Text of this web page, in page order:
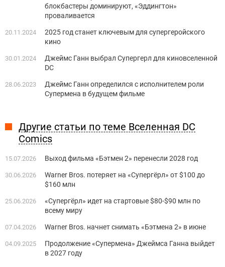
блокбастеры доминируют, «Эддингтон»
проваливается
20.11.2024
2025 год станет ключевым для супергеройского
кино
30.01.2024
Джеймс Ганн выбрал Супергерл для киновселенной
DC
28.06.2023
Джеймс Ганн определился с исполнителем роли
Супермена в будущем фильме
Другие статьи по теме Вселенная DC
Comics
15.07.2026 Выход фильма «Бэтмен 2» перенесли 2028 год
30.06.2026
Warner Bros. потеряет на «Супергёрл» от $100 до
$160 млн
25.06.2026
«Супергёрл» идет на стартовые $80-$90 млн по
всему миру
07.04.2026 Warner Bros. начнет снимать «Бэтмена 2» в июне
04.09.2025
Продолжение «Супермена» Джеймса Ганна выйдет
в 2027 году